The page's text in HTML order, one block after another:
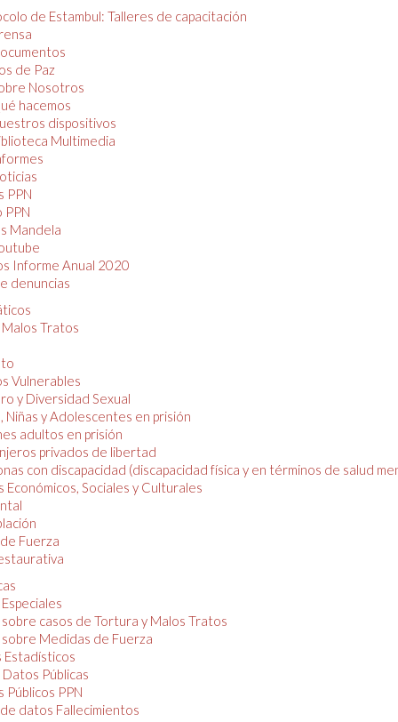
de Estambul: Talleres de capacitación
de Paz
Nosotros
hacemos
dispositivos
Multimedia
PPN
PPN
Mandela
Informe Anual 2020
denuncias
Tratos
Vulnerables
y Diversidad Sexual
Niñas y Adolescentes en prisión
adultos en prisión
privados de libertad
con discapacidad (discapacidad física y en términos de salud
Económicos, Sociales y Culturales
Fuerza
casos de Tortura y Malos Tratos
Medidas de Fuerza
Estadísticos
Públicas
Públicos PPN
datos Fallecimientos